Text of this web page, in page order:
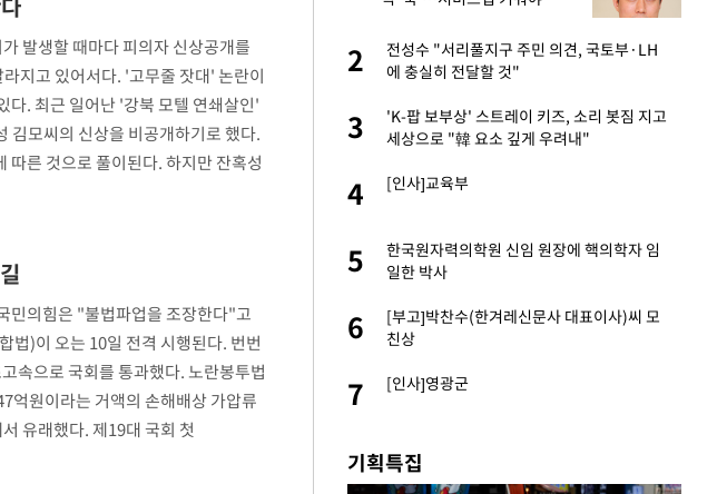
발생할 때마다 피의자 신상공개를
지고 있어서다. '고무줄 잣대' 논란이
다. 최근 일어난 '강북 모텔 연쇄살인'
김모씨의 신상을 비공개하기로 했다.
른 것으로 풀이된다. 하지만 잔혹성
민의힘은 "불법파업을 조장한다"고
법)이 오는 10일 전격 시행된다. 번번
속으로 국회를 통과했다. 노란봉투법
억원이라는 거액의 손해배상 가압류
유래했다. 제19대 국회 첫
2
아이유, 장기하 '별일 없이 산다' 선곡…쿨한
일상 공개
3
허지웅 "우리가 지지했던 인간들이 이 꼴 만
들었다"…형소법 개정에 격한 반응
5
6
효린 "절친에게 남친 빼앗겨…지금이라면 가
만 안 있어"
7
손흥민, 5경기 연속골 실패…LAFC는 승부차
기 끝 과달라하라 격파
2
전성수 "서리풀지구 주민 의견, 국토부·LH
에 충실히 전달할 것"
3
'K-팝 보부상' 스트레이 키즈, 소리 봇짐 지고
세상으로 "韓 요소 깊게 우려내"
4 [인사]교육부
5
한국원자력의학원 신임 원장에 핵의학자 임
일한 박사
6
[부고]박찬수(한겨레신문사 대표이사)씨 모
친상
7 [인사]영광군
기획특집